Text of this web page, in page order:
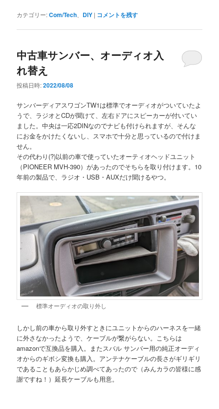
カテゴリー:Com/Tech DIY | コメントを残す
中古車サンバー、オーディオ入
れ替え
投稿日時:2022/08/08
サンバーディアスワゴンTW1は標準でオーディオがついていたよ
うで、ラジオとCDが聞けて、左右ドアにスピーカーが付いてい
ました。中央は一応2DINなのでナビも付けられますが、そんな
にお金をかけたくないし、スマホで十分と思っているので付けま
せん。
その代わり(?)以前の車で使っていたオーティオヘッドユニット
（PIONEER MVH-390）があったのでそちらを取り付けます。10
年前の製品で、ラジオ・USB・AUXだけ聞けるやつ。
標準オーディオの取り外し
しかし前の車から取り外すときにユニットからのハーネスを一緒
に外さなかったようで、ケーブルが繋がらない。こちらは
amazonで互換品を購入。またスバル サンバー用の純正オーディ
オからのギボシ変換も購入。アンテナケーブルの長さがギリギリ
であることもあらかじめ調べてあったので（みんカラの皆様に感
謝ですね！）延長ケーブルも用意。